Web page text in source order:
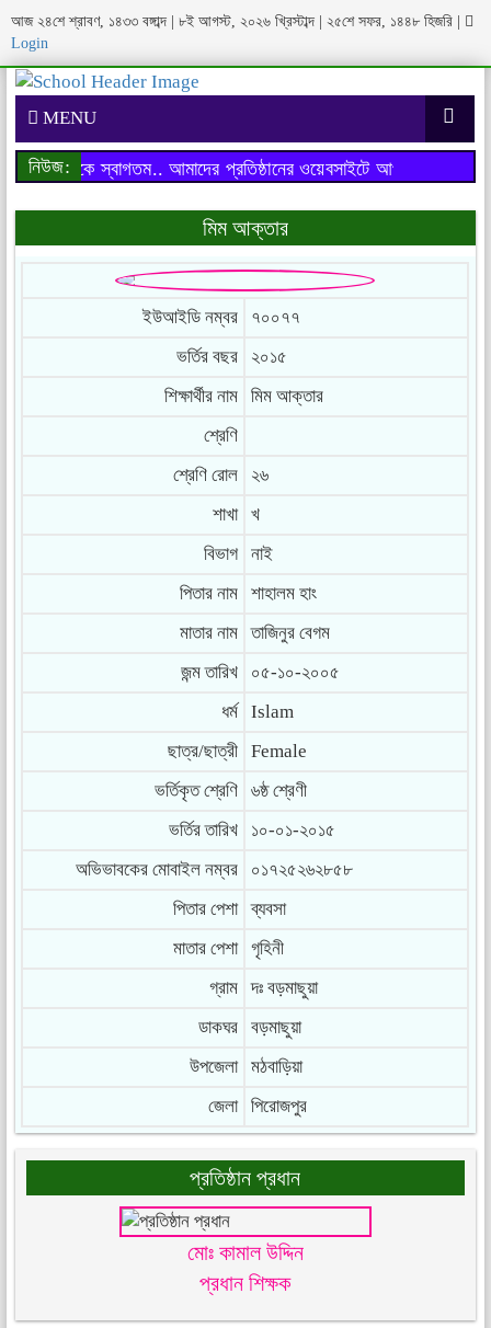
আজ ২৪শে শ্রাবণ, ১৪৩৩ বঙ্গাব্দ | ৮ই আগস্ট, ২০২৬ খ্রিস্টাব্দ | ২৫শে সফর, ১৪৪৮ হিজরি
Login
MENU
নিউজ: আমাদের প্রতিষ্ঠানের ওয়েবসাইটে আপনাকে স্বাগতম..
আপনাকে স্বাগতম..
মিম আক্তার
ইউআইডি নম্বর
৭০০৭৭
ভর্তির বছর
২০১৫
শিক্ষার্থীর নাম
মিম আক্তার
শ্রেণি
শ্রেণি রোল
২৬
শাখা
খ
বিভাগ
নাই
পিতার নাম
শাহালম হাং
মাতার নাম
তাজিনুর বেগম
জন্ম তারিখ
০৫-১০-২০০৫
ধর্ম
Islam
ছাত্র/ছাত্রী
Female
ভর্তিকৃত শ্রেণি
৬ষ্ঠ শ্রেণী
ভর্তির তারিখ
১০-০১-২০১৫
অভিভাবকের মোবাইল নম্বর
০১৭২৫২৬২৮৫৮
পিতার পেশা
ব্যবসা
মাতার পেশা
গৃহিনী
গ্রাম
দঃ বড়মাছুয়া
ডাকঘর
বড়মাছুয়া
উপজেলা
মঠবাড়িয়া
জেলা
পিরোজপুর
প্রতিষ্ঠান প্রধান
মোঃ কামাল উদ্দিন
প্রধান শিক্ষক